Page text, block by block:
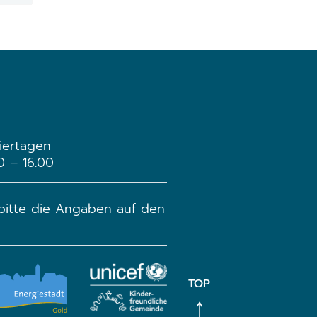
– 16.00
die Angaben auf den
TOP